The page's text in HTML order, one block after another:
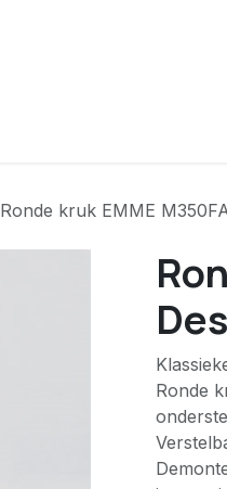
Ronde kruk EMME
Ronde